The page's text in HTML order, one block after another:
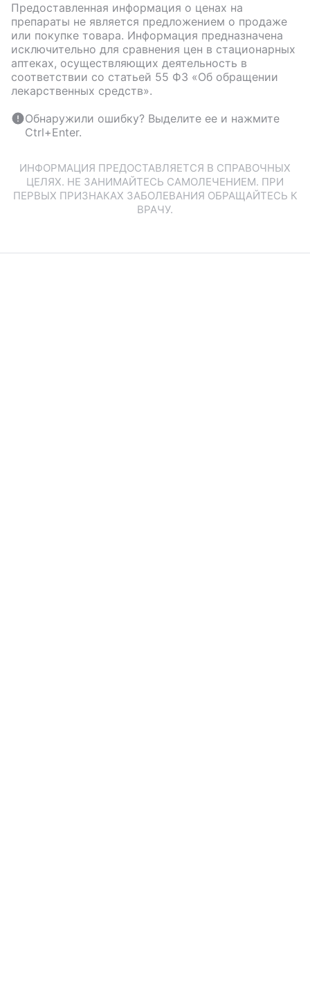
Предоставленная информация о ценах на
препараты не является предложением о продаже
или покупке товара. Информация предназначена
исключительно для сравнения цен в стационарных
аптеках, осуществляющих деятельность в
соответствии со статьей 55 ФЗ «Об обращении
лекарственных средств».
Обнаружили ошибку? Выделите ее и нажмите
Ctrl+Enter.
ИНФОРМАЦИЯ ПРЕДОСТАВЛЯЕТСЯ В СПРАВОЧНЫХ
ЦЕЛЯХ. НЕ ЗАНИМАЙТЕСЬ САМОЛЕЧЕНИЕМ. ПРИ
ПЕРВЫХ ПРИЗНАКАХ ЗАБОЛЕВАНИЯ ОБРАЩАЙТЕСЬ К
ВРАЧУ.